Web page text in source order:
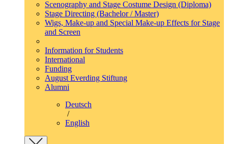
Scenography and Stage Costume Design (Diploma)
Stage Directing (Bachelor / Master)
Wigs, Make-up and Special Make-up Effects for Stage
and Screen
Information for Students
International
Funding
August Everding Stiftung
Alumni
Deutsch
/
English